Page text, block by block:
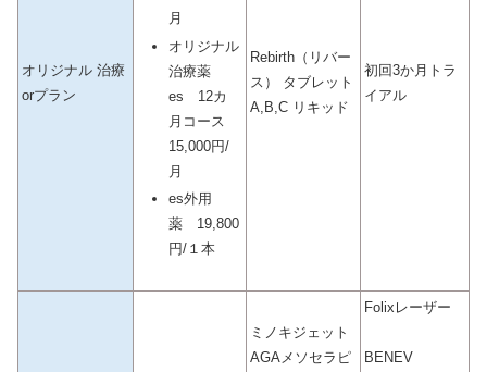
オリジナル 治療
orプラン
月
オリジナル
治療薬
es 12カ
月コース
15,000円/
月
es外用
薬 19,800
円/１本
Rebirth（リバー
ス） タブレット
A,B,C リキッド
初回3か月トラ
イアル
ミノキジェット
AGAメソセラピ
Folixレーザー
BENEV